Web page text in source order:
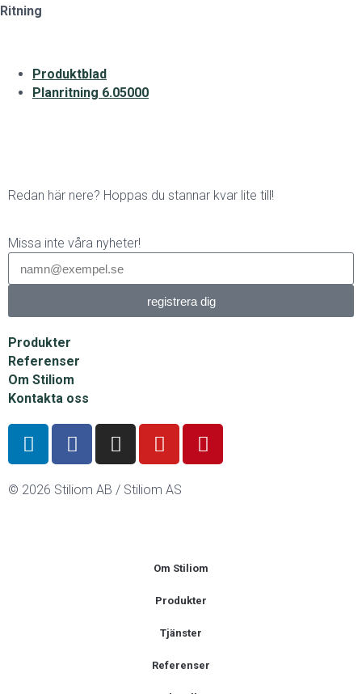
Ritning
Produktblad
Planritning 6.05000
Redan här nere? Hoppas du stannar kvar lite till!
Missa inte våra nyheter!
registrera dig
Produkter
Referenser
Om Stiliom
Kontakta oss
© 2026 Stiliom AB / Stiliom AS
Om Stiliom
Produkter
Tjänster
Referenser